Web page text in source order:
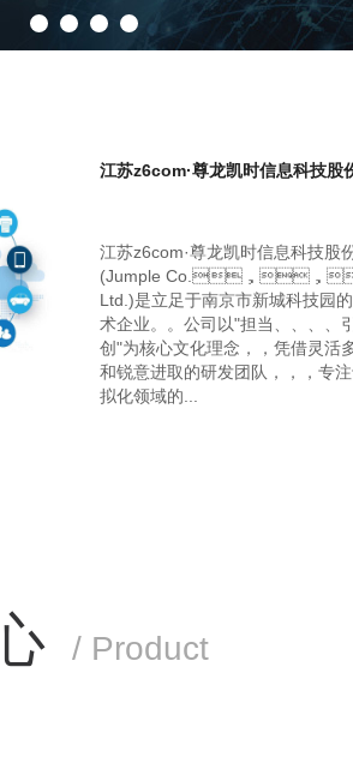
江苏z6com·尊龙凯时信息科技股
江苏z6com·尊龙凯时信息科技股
(Jumple Co.，，
Ltd.)是立足于南京市新城科技园
术企业。。公司以"担当、、、、引
创"为核心文化理念，，凭借灵
和锐意进取的研发团队，，，
拟化领域的...
/ Product